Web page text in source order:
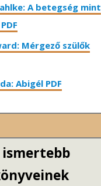
A betegség mint
Mérgező szülők
Abigél PDF